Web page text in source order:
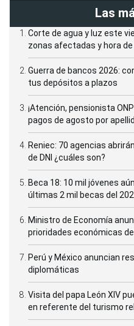
Las
Corte de agua y luz este
zonas afectadas y hora
Guerra de bancos 2026:
tus depósitos a plazos
¡Atención, pensionista
pagos de agosto por
Reniec: 70 agencias
de DNI ¿cuáles son?
Beca 18: 10 mil jóvenes
últimas 2 mil becas del
Ministro de Economía
prioridades económicas
Perú y México anuncian
diplomáticas
Visita del papa León XIV
en referente del turismo